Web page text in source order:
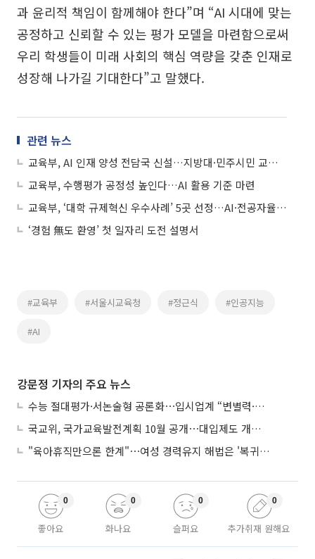
과 윤리적 책임이 함께해야 한다”며 “AI 시대에 맞는
공정하고 신뢰할 수 있는 평가 모델을 마련함으로써
우리 학생들이 미래 사회의 핵심 역량을 갖춘 인재로
성장해 나가길 기대한다”고 말했다.
관련 뉴스
교육부, AI 인재 양성 전담국 신설…지방대·민주시민 교육 축으로 조직개편
교육부, 수행평가 공정성 높인다…AI 활용 기준 마련
교육부, ‘대학 규제혁신 우수사례’ 5곳 선정…AI·전공자율 확대 성과
‘경험 無도 환영’ 첫 일자리 도전 설명서
#교육부 #서울시교육청 #정근식 #인공지능
#AI
강문정 기자의 주요 뉴스
수능 절대평가·서논술형 공론화⋯입시업계 “변별력·사교육 대책 먼저”
국교위, 국가교육발전계획 10월 공개⋯대입제도 개편 공론화 추진
"육아휴직만으론 한계"⋯여성 경력유지 해법은 '복귀 후 유연근무’
좋아요
0
화나요
0
슬퍼요
0
추가취재 원해요
0